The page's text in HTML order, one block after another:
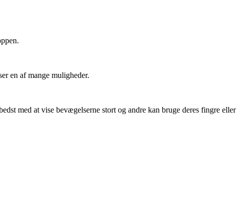
en af mange muligheder.
med at vise bevægelserne stort og andre kan bruge deres fingre eller